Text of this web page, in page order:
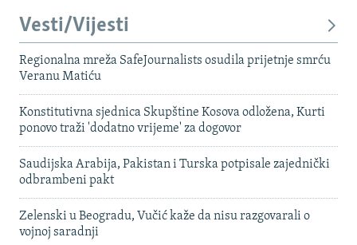
Vesti/Vijesti
Regionalna mreža SafeJournalists osudila prijetnje smrću
Veranu Matiću
Konstitutivna sjednica Skupštine Kosova odložena, Kurti
ponovo traži 'dodatno vrijeme' za dogovor
Saudijska Arabija, Pakistan i Turska potpisale zajednički
odbrambeni pakt
Zelenski u Beogradu, Vučić kaže da nisu razgovarali o
vojnoj saradnji